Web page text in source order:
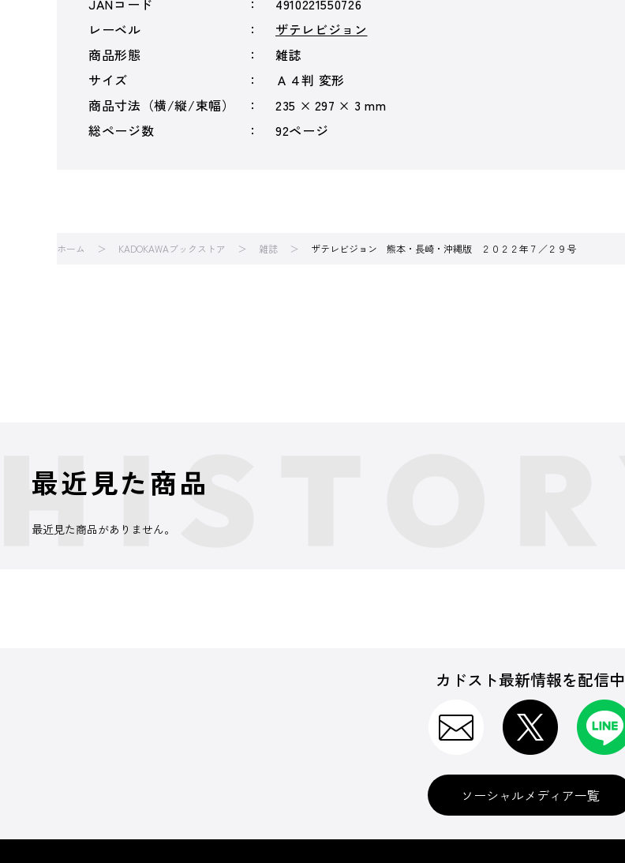
JANコード
4910221550726
レーベル
ザテレビジョン
商品形態
雑誌
サイズ
Ａ４判 変形
商品寸法（横/縦/束幅）
235 × 297 × 3 mm
総ページ数
92ページ
ホーム KADOKAWAブックストア 雑誌 ザテレビジョン 熊本・長崎・沖縄版 ２０２２年７／２９号
最近見た商品
最近見た商品がありません。
カドスト最新情報を配信中
ソーシャルメディア一覧